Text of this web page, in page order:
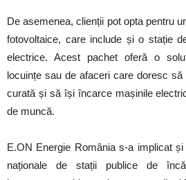
De asemenea, clienții pot opta pentru
fotovoltaice, care include și o stație
electrice. Acest pachet oferă o
locuințe sau de afaceri care doresc
curată și să își încarce mașinile
de muncă.
E.ON Energie România s-a implicat
naționale de stații publice de